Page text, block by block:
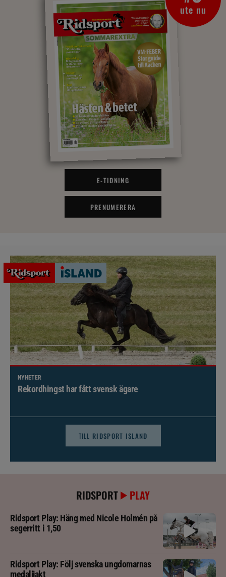
ute nu
E-TIDNING
PRENUMERERA
NYHETER
Brett politiskt stöd för förändringar i djursjukvården –
TILL RIDSPORT ISLAND
RIDSPORT PLAY
Ridsport Play: Häng med Nicole Holmén på
segerritt i 1,50
Ridsport Play: Följ svenska ungdomarnas
medaljjakt